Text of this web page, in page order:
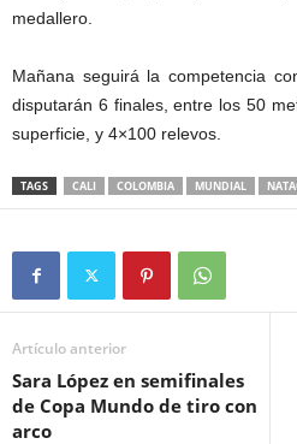
medallero.
Mañana seguirá la competencia
disputarán 6 finales, entre los 50
superficie, y 4×100 relevos.
TAGS CALI COLOMBIA MUNDIAL
Artículo anterior
Sara López en semifinales
de Copa Mundo de tiro con
arco